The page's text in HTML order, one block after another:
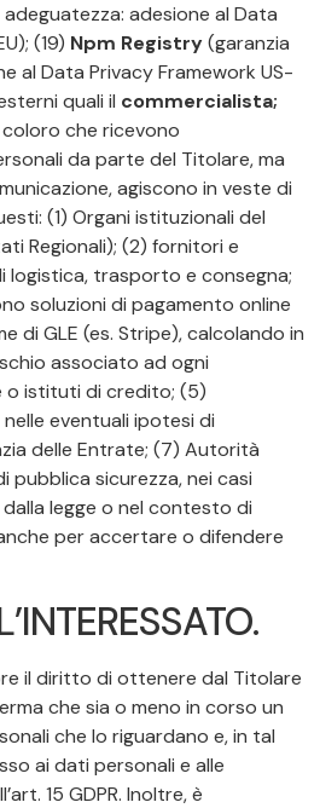
adesione al Data
(19) Npm Registry(garanzia
al Data Privacy Framework US-
quali il commercialista;
coloro che ricevono
da parte del Titolare, ma
agiscono in veste di
(1) Organi istituzionali del
Regionali); (2) fornitori e
logistica, trasporto e consegna;
soluzioni di pagamento online
di GLE (es. Stripe), calcolando in
associato ad ogni
o istituti di credito; (5)
eventuali ipotesi di
delle Entrate; (7) Autorità
pubblica sicurezza, nei casi
legge o nel contesto di
per accertare o difendere
il diritto di ottenere dal Titolare
che sia o meno in corso un
che lo riguardano e, in tal
ai dati personali e alle
15 GDPR. Inoltre, è